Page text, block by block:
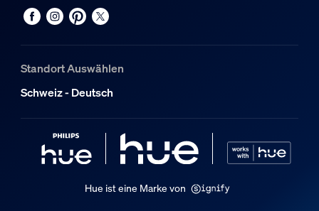
Standort Auswählen
Schweiz - Deutsch
Hue ist eine Marke von